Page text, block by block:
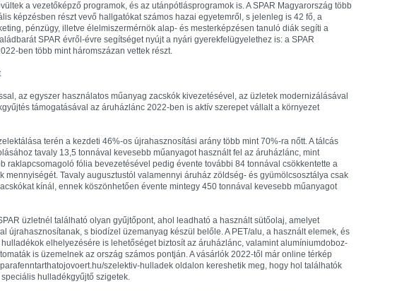
a vezetőképző programok, és az utánpótlásprogramok is. A SPAR Magyarország több
képzésben részt vevő hallgatókat számos hazai egyetemről, s jelenleg is 42 fő, a
pénzügy, illetve élelmiszermérnök alap- és mesterképzésen tanuló diák segíti a
SPAR évről-évre segítséget nyújt a nyári gyerekfelügyelethez is: a SPAR
ben több mint háromszázan vettek részt.
az egyszer használatos műanyag zacskók kivezetésével, az üzletek modernizálásával
támogatásával az áruházlánc 2022-ben is aktív szerepet vállalt a környezet
terén a kezdeti 46%-os újrahasznosítási arány több mint 70%-ra nőtt. A tálcás
tavaly 13,5 tonnával kevesebb műanyagot használt fel az áruházlánc, mint
raklapcsomagoló fólia bevezetésével pedig évente további 84 tonnával csökkentette a
mennyiségét. Tavaly augusztustól valamennyi áruház zöldség- és gyümölcsosztálya csak
kínál, ennek köszönhetően évente mintegy 450 tonnával kevesebb műanyagot
üzletnél található olyan gyűjtőpont, ahol leadható a használt sütőolaj, amelyet
újrahasznosítanak, s biodízel üzemanyag készül belőle. A PET/alu, a használt elemek, és
elhelyezésére is lehetőséget biztosít az áruházlánc, valamint alumíniumdoboz-
is üzemelnek az ország számos pontján. A vásárlók 2022-től már online térkép
szelektiv-hulladek oldalon kereshetik meg, hogy hol találhatók
hulladékgyűjtő szigetek.